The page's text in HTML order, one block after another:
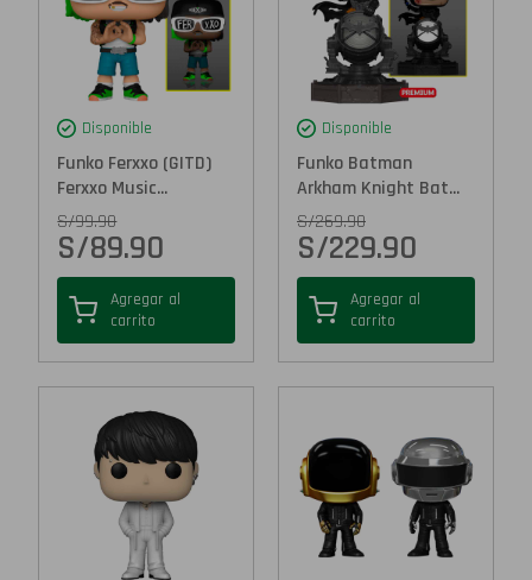
Disponible
Funko Ferxxo (GITD)
Ferxxo Music...
S/99.90
S/89.90
Agregar al
carrito
Disponible
Funko Batman
Arkham Knight Bat...
S/269.90
S/229.90
Agregar al
carrito